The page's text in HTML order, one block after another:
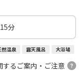
分
然温泉 露天風呂 大浴場
するご案内・ご注意